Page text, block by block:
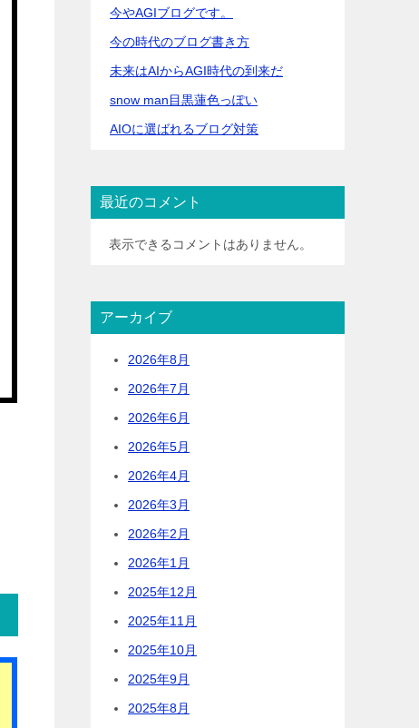
今やAGIブログです。
今の時代のブログ書き方
未来はAIからAGI時代の到来だ
snow man目黒蓮色っぽい
AIOに選ばれるブログ対策
最近のコメント
表示できるコメントはありません。
アーカイブ
2026年8月
2026年7月
2026年6月
2026年5月
2026年4月
2026年3月
2026年2月
2026年1月
2025年12月
2025年11月
2025年10月
2025年9月
2025年8月